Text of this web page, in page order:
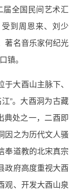
届全国民间艺术汇
到周恩来、刘少
著名音乐家何纪光
镇。
大酉山主脉下、
”。大酉洞为古藏
典处之一，二酉即
因之为历代文人骚
奉道教的北宋真宗
政府高度重视大酉
观、开发大酉山泉